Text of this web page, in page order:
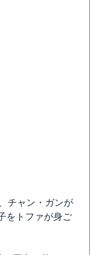
チャン・ガンが
をトファが身ご